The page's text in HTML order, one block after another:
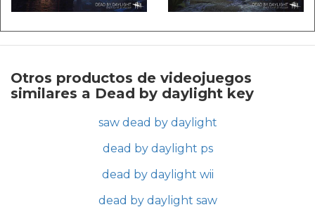
Otros productos de videojuegos
similares a Dead by daylight key
saw dead by daylight
dead by daylight ps
dead by daylight wii
dead by daylight saw